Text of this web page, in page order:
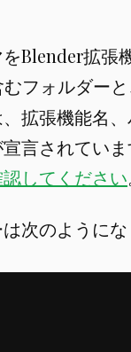
Blender拡張
フォルダー
拡張機能名
言されてい
してください
次のように